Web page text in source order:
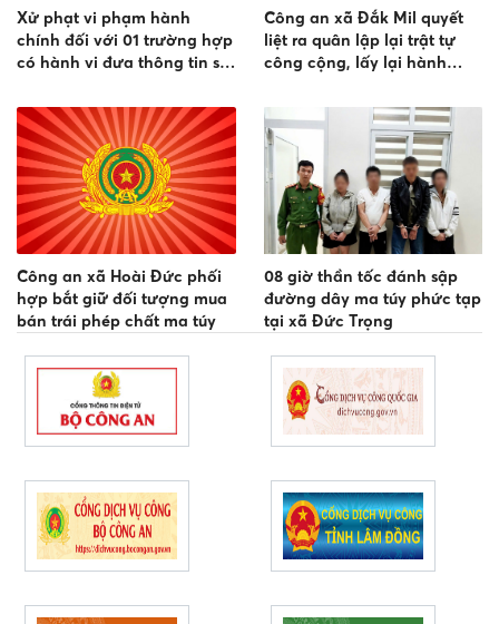
Xử phạt vi phạm hành
chính đối với 01 trường hợp
có hành vi đưa thông tin sai
tổ chức trên mạng xã hội
Công an xã Đắk Mil quyết
liệt ra quân lập lại trật tự
công cộng, lấy lại hành
Công an xã Hoài Đức phối
hợp bắt giữ đối tượng mua
bán trái phép chất ma túy
08 giờ thần tốc đánh sập
đường dây ma túy phức tạp
tại xã Đức Trọng